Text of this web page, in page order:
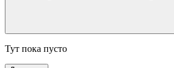
Тут пока пусто